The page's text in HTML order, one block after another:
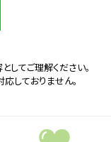
てご理解ください。
しておりません。